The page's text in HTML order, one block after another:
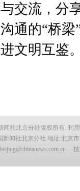
交流，分
通的“桥
文明互鉴
闻社北京分社版权所有::刊
新闻社北京分社 地址:北京